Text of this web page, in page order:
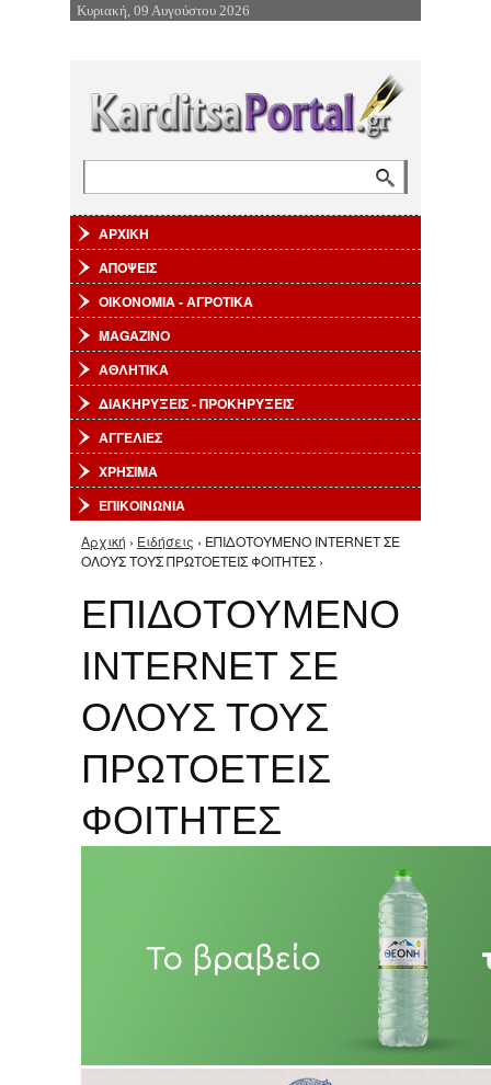
Επιστροφή στην Πλοήγηση
Κυριακή, 09 Αυγούστου 2026
ΑΡΧΙΚΗ
ΑΠΟΨΕΙΣ
ΟΙΚΟΝΟΜΙΑ - ΑΓΡΟΤΙΚΑ
MAGAZINO
ΑΘΛΗΤΙΚΑ
ΔΙΑΚΗΡΥΞΕΙΣ - ΠΡΟΚΗΡΥΞΕΙΣ
ΑΓΓΕΛΙΕΣ
ΧΡΗΣΙΜΑ
ΕΠΙΚΟΙΝΩΝΙΑ
Είστε εδώ
Αρχική › Ειδήσεις › ΕΠΙΔΟΤΟΥΜΕΝΟ INTERNET ΣΕ
ΟΛΟΥΣ ΤΟΥΣ ΠΡΩΤΟΕΤΕΙΣ ΦΟΙΤΗΤΕΣ ›
ΕΠΙΔΟΤΟΥΜΕΝΟ
INTERNET ΣΕ
ΟΛΟΥΣ ΤΟΥΣ
ΠΡΩΤΟΕΤΕΙΣ
ΦΟΙΤΗΤΕΣ